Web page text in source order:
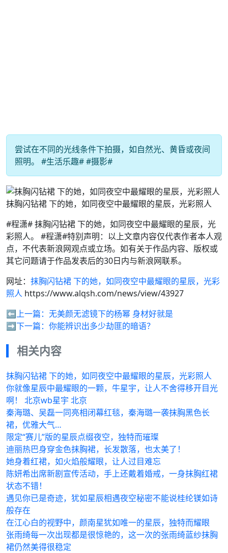
尝试在不同的光线条件下拍摄，如自然光、黄昏或夜间
照明。 #生活乐趣# #摄影#
抹胸闪钻裙 下的她，如同夜空中最耀眼的星辰，光彩照人
#程潇# 抹胸闪钻裙 下的她，如同夜空中最耀眼的星辰，光
彩照人。 #程潇#特别声明：以上文章内容仅代表作者本人观
点，不代表新浪网观点或立场。如有关于作品内容、版权或
其它问题请于作品发表后的30日内与新浪网联系。
网址： 抹胸闪钻裙 下的她，如同夜空中最耀眼的星辰，光彩
照人 https://www.alqsh.com/news/view/43927
⬅️上一篇： 无美颜无滤镜下的杨幂 身材好就是
➡️下一篇： 你能辨识出多少劫匪的暗语？
相关内容
抹胸闪钻裙 下的她，如同夜空中最耀眼的星辰，光彩照人
你就像星辰中最耀眼的一颗，牛星宇，让人不舍得移开目光
啊！ 北京wb星宇 北京
秦海璐、吴磊一同亮相闭幕红毯，秦海璐一袭抹胸黑色长
裙，优雅大气…
限定“赛儿”版的星辰点缀夜空，独特而璀璨
迪丽热巴身穿金色抹胸裙，长发散落，也太美了！
她身着红裙，如火焰般耀眼，让人过目难忘
陈妍希出席新剧宣传活动，手上还戴着婚戒，一身抹胸红裙
状态不错！
遇见你已是奇迹，犹如星辰相遇夜空秘密不能说桂纶镁如诗
般存在
在江心白的视野中，颜南星犹如唯一的星辰，独特而耀眼
张雨绮每一次出现都是很惊艳的，这一次的张雨绮蓝纱抹胸
裙仍然美得很稳定